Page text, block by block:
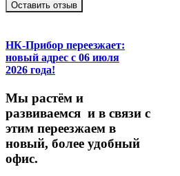
Оставить отзыв
НК-Прибор переезжает:
новый адрес с 06 июля
2026 года!
Мы растём и
развиваемся и в связи с
этим переезжаем в
новый, более удобный
офис.